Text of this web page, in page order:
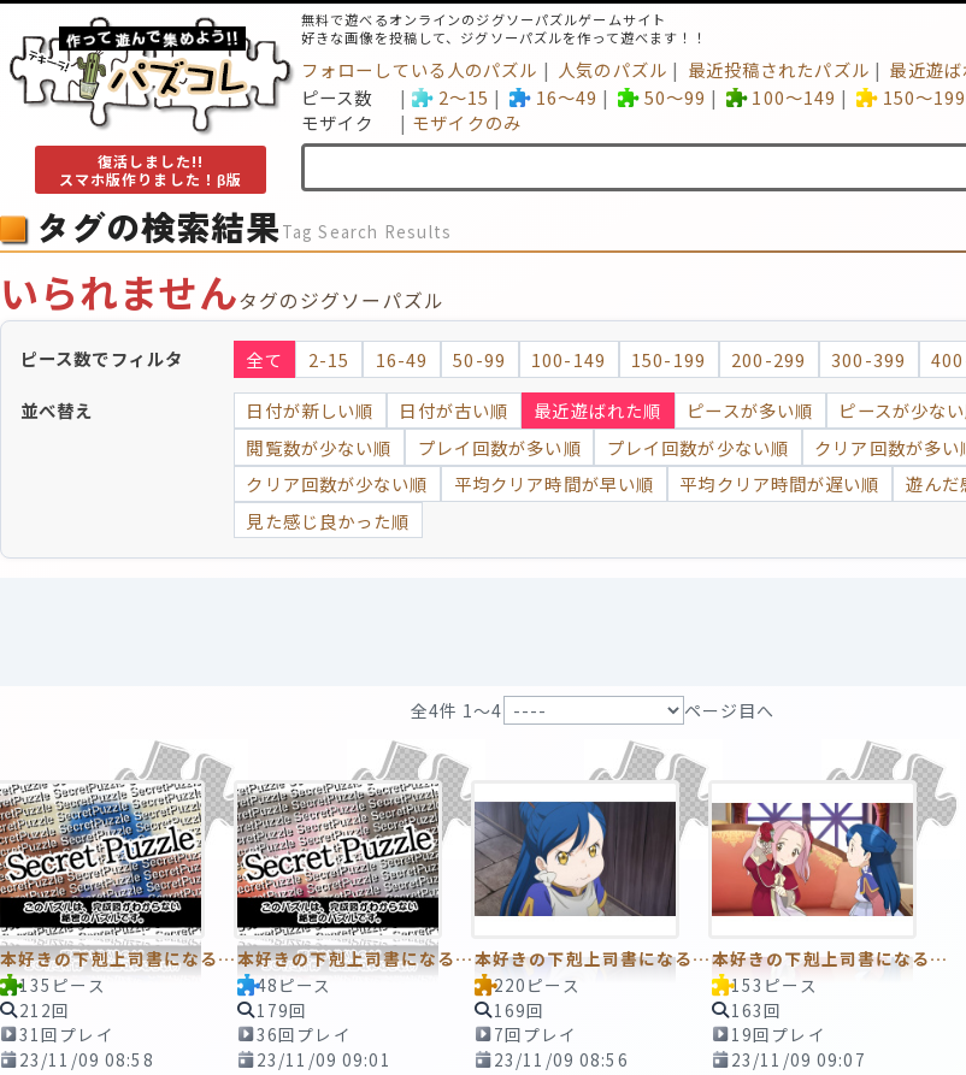
復活しました!!
スマホ版作りました！β版
無料で遊べるオンラインのジグソーパズルゲームサイト
好きな画像を投稿して、ジグソーパズルを作って遊べます！！
フォローしている人のパズル 人気のパズル 最近投稿されたパズル 最近遊
ピース数
2～15 16～49 50～99 100～149 150～199
モザイク
モザイクのみ
タグの検索結果Tag Search Results
いられませんタグのジグソーパズル
ピース数でフィルタ 全て 2-15 16-49 50-99 100-149 150-199 200-299 300-399
並べ替え 日付が新しい順 日付が古い順 最近遊ばれた順 ピースが多い順 ピースが少な
閲覧数が少ない順
プレイ回数が多い順 プレイ回数が少ない順
クリア回数が多い
クリア回数が少ない順
平均クリア時間が早い順 平均クリア時間が遅い順
遊んだ
見た感じ良かった順
全4件 1〜4 ページ目へ
本好きの下剋上司書になるためには手段を選んでいられません
135ピース
212回
31回プレイ
23/11/09 08:58
本好きの下剋上司書になるためには手段を選んでいられません
48ピース
179回
36回プレイ
23/11/09 09:01
本好きの下剋上司書になるためには手段を選んでいられません
220ピース
169回
7回プレイ
23/11/09 08:56
本好きの下剋上司書になるためには手段を選んでいられません
153ピース
163回
19回プレイ
23/11/09 09:07